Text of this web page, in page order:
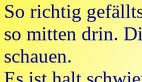
So richtig
so mitten drin.
schauen.